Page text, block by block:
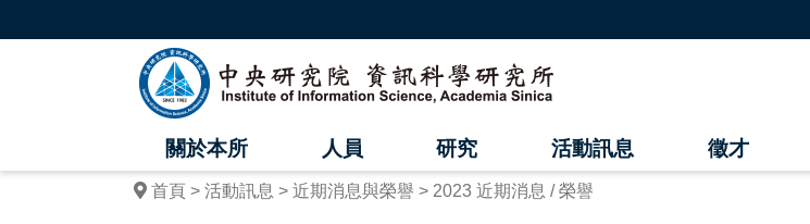
中
央
研
究
關於本所 人員 研究 活動訊息 徵才
首頁 活動訊息 近期消息與榮譽 2023 近期消息 / 榮譽